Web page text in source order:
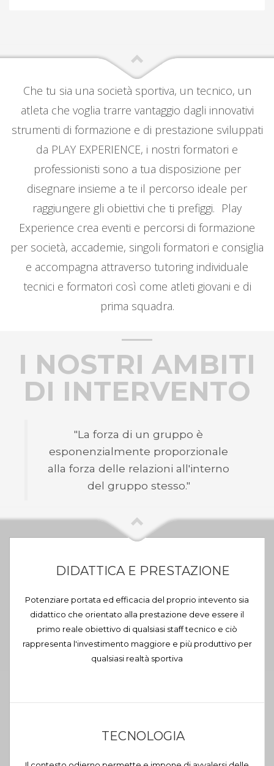
Che tu sia una società sportiva, un tecnico, un
atleta che voglia trarre vantaggio dagli innovativi
strumenti di formazione e di prestazione sviluppati
da PLAY EXPERIENCE, i nostri formatori e
professionisti sono a tua disposizione per
disegnare insieme a te il percorso ideale per
raggiungere gli obiettivi che ti prefiggi. Play
Experience crea eventi e percorsi di formazione
per società, accademie, singoli formatori e consiglia
e accompagna attraverso tutoring individuale
tecnici e formatori così come atleti giovani e di
prima squadra.
I NOSTRI AMBITI
DI INTERVENTO
"La forza di un gruppo è
esponenzialmente proporzionale
alla forza delle relazioni all'interno
del gruppo stesso."
DIDATTICA E PRESTAZIONE
Potenziare portata ed efficacia del proprio intevento sia
didattico che orientato alla prestazione deve essere il
primo reale obiettivo di qualsiasi staff tecnico e ciò
rappresenta l'investimento maggiore e più produttivo per
qualsiasi realtà sportiva
TECNOLOGIA